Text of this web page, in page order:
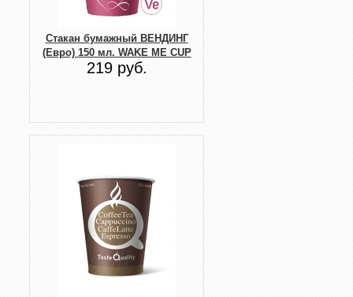
Стакан бумажный ВЕНДИНГ
(Евро) 150 мл. WAKE ME CUP
219 руб.